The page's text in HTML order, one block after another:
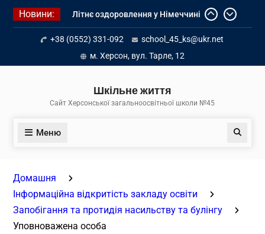
Перейти
Новини:
Літнє оздоровлення у Німеччині
Діалог з бізнесом
Інформація про вступ молоді з
тимчасово окупованих територій
до українських закладів освіти
+38 (0552) 331-092
school_45_ks@ukr.net
м. Херсон, вул. Тарле, 12
Шкільне життя
Сайт Херсонської загальноосвітньої школи №45
Меню Пошук
Домашня
Інформаційна відкритість закладу освіти
Запобігання та протидія насильству та булінгу
Уповноважена особа